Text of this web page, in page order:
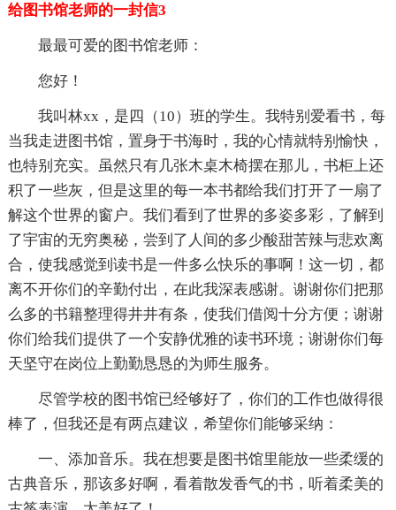
给图书馆老师的一封信3
最最可爱的图书馆老师：
您好！
我叫林xx，是四（10）班的学生。我特别爱看书，每
当我走进图书馆，置身于书海时，我的心情就特别愉快，
也特别充实。虽然只有几张木桌木椅摆在那儿，书柜上还
积了一些灰，但是这里的每一本书都给我们打开了一扇了
解这个世界的窗户。我们看到了世界的多姿多彩，了解到
了宇宙的无穷奥秘，尝到了人间的多少酸甜苦辣与悲欢离
合，使我感觉到读书是一件多么快乐的事啊！这一切，都
离不开你们的辛勤付出，在此我深表感谢。谢谢你们把那
么多的书籍整理得井井有条，使我们借阅十分方便；谢谢
你们给我们提供了一个安静优雅的读书环境；谢谢你们每
天坚守在岗位上勤勤恳恳的为师生服务。
尽管学校的图书馆已经够好了，你们的工作也做得很
棒了，但我还是有两点建议，希望你们能够采纳：
一、添加音乐。我在想要是图书馆里能放一些柔缓的
古典音乐，那该多好啊，看着散发香气的书，听着柔美的